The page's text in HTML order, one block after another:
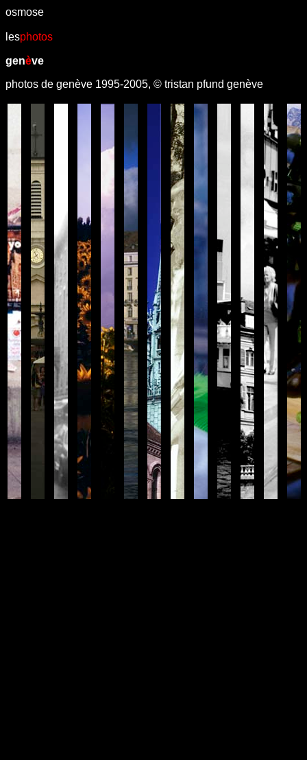
osmose
lesphotos
genève
photos de genève 1995-2005, © tristan pfund genève